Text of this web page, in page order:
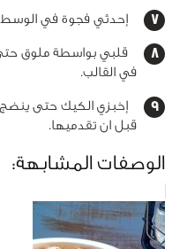
إحدثي فجوة في
قلبي بواسطة ملوق
في القالب.
إخبزي الكيك حتى ينضج
قبل ان تقدميها.
الوصفات المشابهة: